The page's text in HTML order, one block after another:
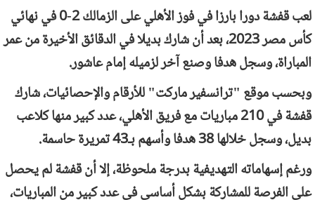
لعب قفشة دورا بارزا في فوز الأهلي على الزمالك 2-0 في نهائي
كأس مصر 2023، بعد أن شارك بديلا في الدقائق الأخيرة من عمر
المباراة، وسجل هدفا وصنع آخر لزميله إمام عاشور.
وبحسب موقع "ترانسفير ماركت" للأرقام والإحصائيات، شارك
قفشة في 210 مباريات مع فريق الأهلي، عدد كبير منها كلاعب
بديل، وسجل خلالها 38 هدفا وأسهم بـ43 تمريرة حاسمة.
ورغم إسهاماته التهديفية بدرجة ملحوظة، إلا أن قفشة لم يحصل
على الفرصة للمشاركة بشكل أساسي في عدد كبير من المباريات،